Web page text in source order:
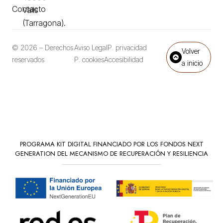
Valls
(Tarragona).
Contacto
© 2026 – Derechos
reservados
Aviso LegalP. privacidad
P. cookiesAccesibilidad
Volver
a inicio
PROGRAMA KIT DIGITAL FINANCIADO POR LOS FONDOS NEXT
GENERATION DEL MECANISMO DE RECUPERACIÓN Y RESILIENCIA